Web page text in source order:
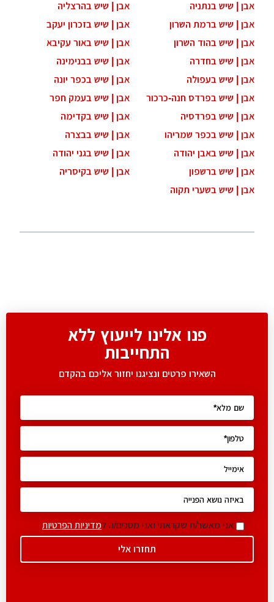
אבן | שיש בנתניה
אבן | שיש בהרצליה
אבן | שיש ברמת השרון
אבן | שיש בזכרון יעקב
אבן | שיש בהוד השרון
אבן | שיש באור עקיבא
אבן | שיש בחדרה
אבן | שיש בבנימינה
אבן | שיש בעפולה
אבן | שיש בכפר יונה
אבן | שיש בפרדס חנה-כרכור
אבן | שיש בעמק חפר
אבן | שיש בפרדסיה
אבן | שיש בקדימה
אבן | שיש בכפר שמריהו
אבן | שיש בבצרה
אבן | שיש באבן יהודה
אבן | שיש בגני יהודה
אבן | שיש ברשפון
אבן | שיש בקיסריה
אבן | שיש בשערי תקוה
פנו אלינו לייעוץ ללא
התחייבות
השאירו פרטים ונציגנו יחזור אליכם בהקדם
אני מאשר/ת שקראתי ואני מסכים/ה למדיניות הפרטיות